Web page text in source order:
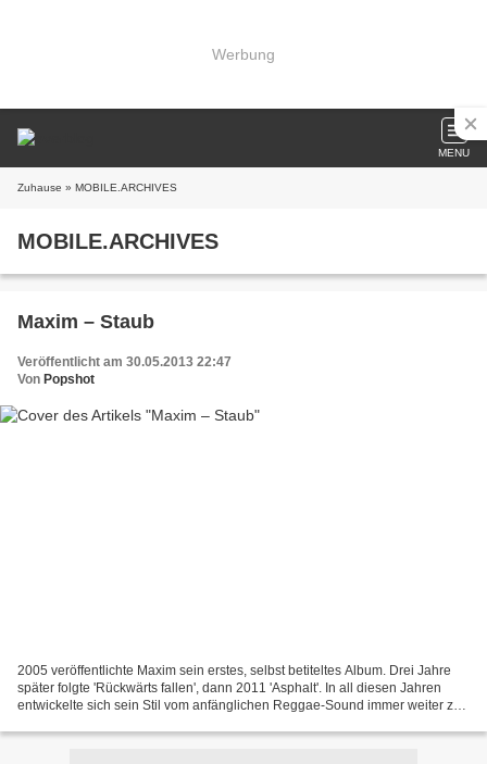
Werbung
MENU
Zuhause » MOBILE.ARCHIVES
MOBILE.ARCHIVES
Maxim – Staub
Veröffentlicht am 30.05.2013 22:47
Von Popshot
2005 veröffentlichte Maxim sein erstes, selbst betiteltes Album. Drei Jahre
später folgte 'Rückwärts fallen', dann 2011 'Asphalt'. In all diesen Jahren
entwickelte sich sein Stil vom anfänglichen Reggae-Sound immer weiter zu